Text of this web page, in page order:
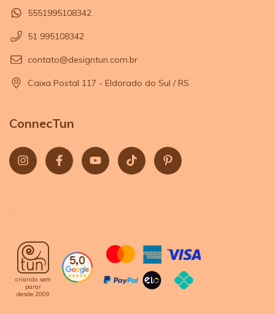
5551995108342
51 995108342
contato@designtun.com.br
Caixa Postal 117 - Eldorado do Sul / RS
ConnecTun
criando sem
parar
desde 2009